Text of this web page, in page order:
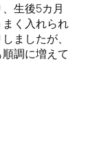
生後5カ月
く入れられ
ましたが、
調に増えて